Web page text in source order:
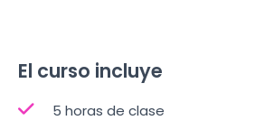
El curso incluye
5 horas de clase